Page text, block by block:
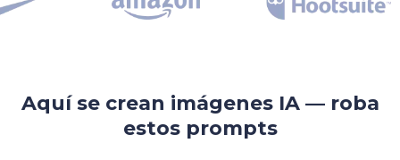
Aquí se crean imágenes IA — roba
estos prompts